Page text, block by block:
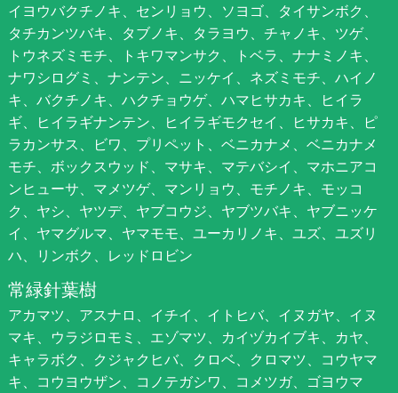
イヨウバクチノキ、センリョウ、ソヨゴ、タイサンボク、
タチカンツバキ、タブノキ、タラヨウ、チャノキ、ツゲ、
トウネズミモチ、トキワマンサク、トベラ、ナナミノキ、
ナワシログミ、ナンテン、ニッケイ、ネズミモチ、ハイノ
キ、バクチノキ、ハクチョウゲ、ハマヒサカキ、ヒイラ
ギ、ヒイラギナンテン、ヒイラギモクセイ、ヒサカキ、ピ
ラカンサス、ビワ、プリペット、ベニカナメ、ベニカナメ
モチ、ボックスウッド、マサキ、マテバシイ、マホニアコ
ンヒューサ、マメツゲ、マンリョウ、モチノキ、モッコ
ク、ヤシ、ヤツデ、ヤブコウジ、ヤブツバキ、ヤブニッケ
イ、ヤマグルマ、ヤマモモ、ユーカリノキ、ユズ、ユズリ
ハ、リンボク、レッドロビン
常緑針葉樹
アカマツ、アスナロ、イチイ、イトヒバ、イヌガヤ、イヌ
マキ、ウラジロモミ、エゾマツ、カイヅカイブキ、カヤ、
キャラボク、クジャクヒバ、クロベ、クロマツ、コウヤマ
キ、コウヨウザン、コノテガシワ、コメツガ、ゴヨウマ